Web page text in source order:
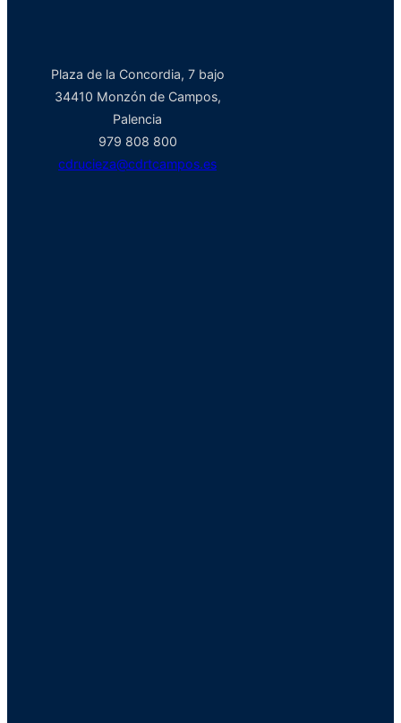
Plaza de la Concordia, 7 bajo
34410 Monzón de Campos,
Palencia
979 808 800
cdrucieza@cdrtcampos.es